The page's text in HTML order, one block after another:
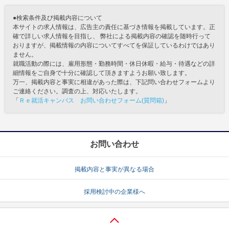
●検索条件及び掲載内容について
本サイトの求人情報は、広告主の責任に基づき情報を掲載しています。正
確で詳しい求人情報を目指し、 弊社による掲載内容の確認を随時行って
おりますが、掲載情報の内容についてすべてを保証しているわけではあり
ません。
就職活動の際には、雇用形態・勤務時間・休日休暇・給与・待遇などの詳
細情報をご自身で十分に確認して頂きますようお願い致します。
万一、掲載内容と事実に相違があった際は、下記問い合わせフォームより
ご連絡ください。調査の上、対応いたします。
「 Ｒｅ就活キャンパス お問い合わせフォーム(質問箱) 」
お問い合わせ
掲載内容と事実が異なる場合
採用検討中の企業様へ